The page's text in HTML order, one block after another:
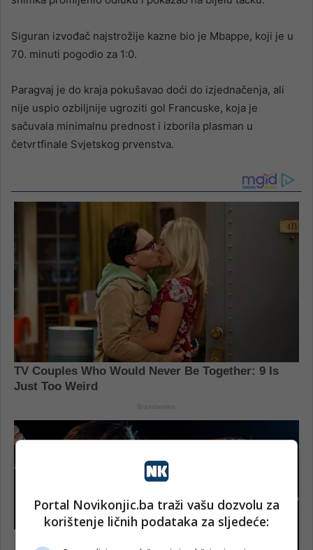
Siguran izvođač najstrožije kazne bio je Mbappe, koji je u
70. minuti pogodio za 1:0.
Paragvaj je do kraja pokušavao doći do izjednačenja, ali
nije uspio ozbiljnije ugroziti gol Francuske, koja je
sačuvala minimalnu prednost i izborila plasman u
četvrtfinale Svjetskog prvenstva.
Portal Novikonjic.ba traži vašu dozvolu za
korištenje ličnih podataka za sljedeće: